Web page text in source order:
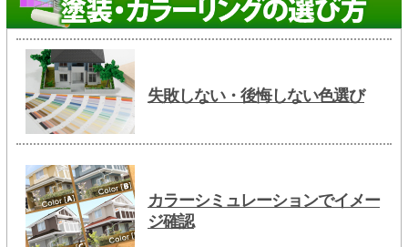
失敗しない・後悔しない色選び
カラーシミュレーションでイメー
ジ確認